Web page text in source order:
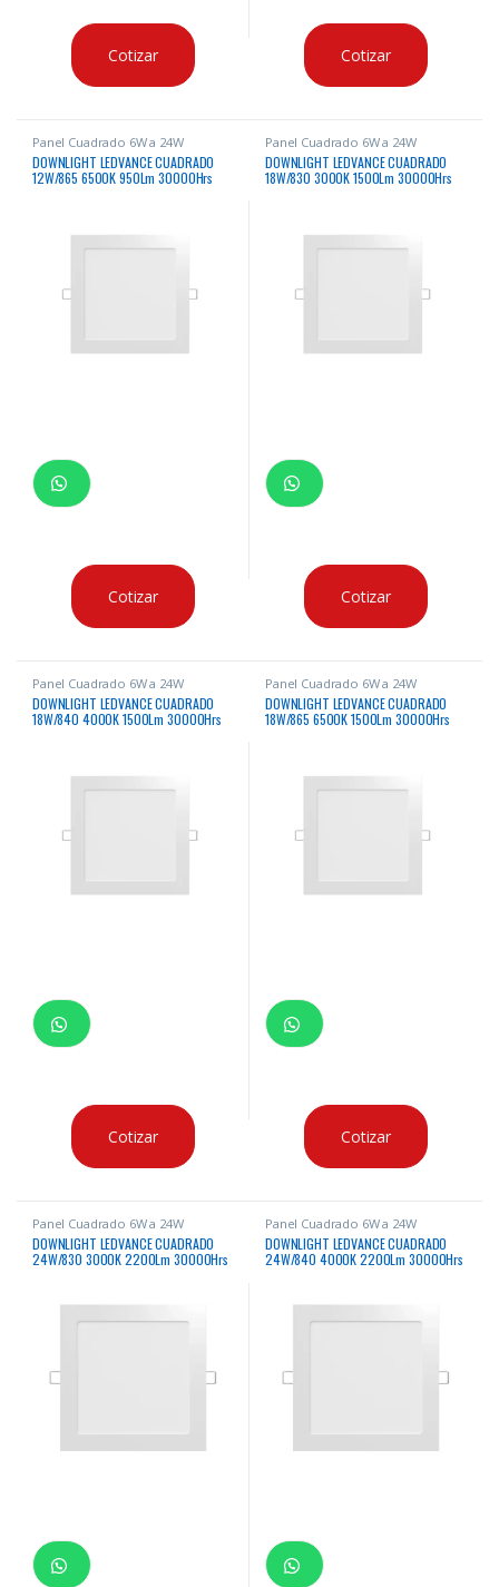
Cotizar Cotizar
Panel Cuadrado 6W a 24W
DOWNLIGHT LEDVANCE CUADRADO
12W/865 6500K 950Lm 30000Hrs
Cotizar
Panel Cuadrado 6W a 24W
DOWNLIGHT LEDVANCE CUADRADO
18W/830 3000K 1500Lm 30000Hrs
Cotizar
Panel Cuadrado 6W a 24W
DOWNLIGHT LEDVANCE CUADRADO
18W/840 4000K 1500Lm 30000Hrs
Cotizar
Panel Cuadrado 6W a 24W
DOWNLIGHT LEDVANCE CUADRADO
18W/865 6500K 1500Lm 30000Hrs
Cotizar
Panel Cuadrado 6W a 24W
DOWNLIGHT LEDVANCE CUADRADO
24W/830 3000K 2200Lm 30000Hrs
Panel Cuadrado 6W a 24W
DOWNLIGHT LEDVANCE CUADRADO
24W/840 4000K 2200Lm 30000Hrs